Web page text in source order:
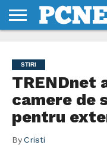
NOI
SI
CONDITII
STIRI
TRENDnet
camere de
pentru
By Cristi